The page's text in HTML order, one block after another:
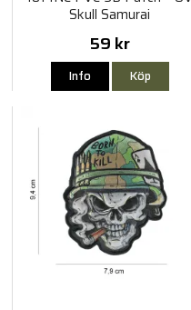
Skull Samurai
59 kr
Info Köp